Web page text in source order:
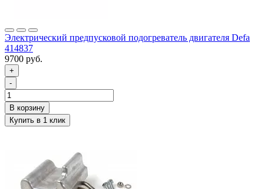
Электрический предпусковой подогреватель двигателя Defa
414837
9700 руб.
+
-